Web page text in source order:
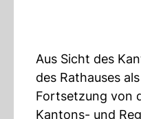
Aus Sicht des
des Rathauses
Fortsetzung von
Kantons- und